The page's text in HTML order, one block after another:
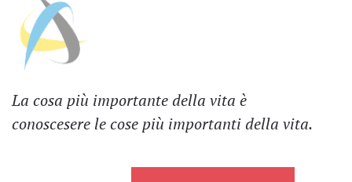
La cosa più importante della vita è
conoscesere le cose più importanti della vita.